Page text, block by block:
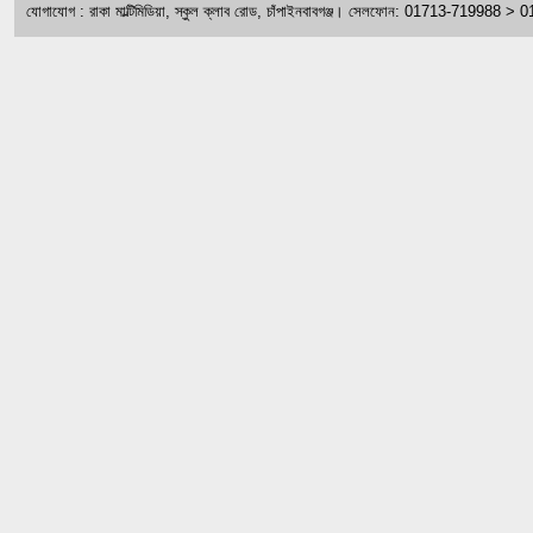
যোগাযোগ : রাকা মাল্টিমিডিয়া, স্কুল ক্লাব রোড, চাঁপাইনবাবগঞ্জ। সেলফোন: 01713-